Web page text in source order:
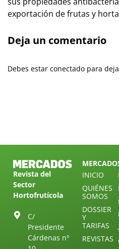
exportación de frutas y
Deja un comentario
Debes estar conectado para
Revista del
Sector
Hortofrutícola
C/
Presidente
Cárdenas nº
INICIO
QUIÉNES
SOMOS
DOSSIER
Y
TARIFAS
REVISTAS